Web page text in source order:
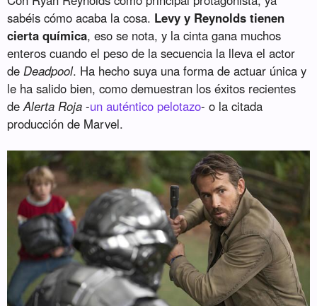
sabéis cómo acaba la cosa. Levy y Reynolds tienen
cierta química, eso se nota, y la cinta gana muchos
enteros cuando el peso de la secuencia la lleva el actor
deDeadpool. Ha hecho suya una forma de actuar única y
le ha salido bien, como demuestran los éxitos recientes
deAlerta Roja -un auténtico pelotazo- o la citada
producción de Marvel.